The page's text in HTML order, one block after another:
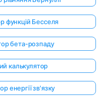
функцій Бесселя
бета-розпаду
калькулятор
енергії зв'язку